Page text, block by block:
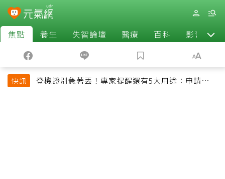
焦點 養生 失智論壇 醫療 百科 影音
快訊
登機證別急著丟！專家提醒還有5大用途：申請理